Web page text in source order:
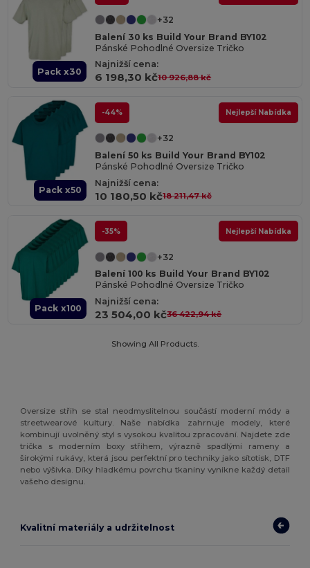
Pack x30
+32
Balení 30 ks Build Your Brand BY102
Pánské Pohodlné Oversize Tričko
Najnižší cena:
6 198,30 kč10 926,88 kč
Pack x50
-44% Nejlepší Nabídka
+32
Balení 50 ks Build Your Brand BY102
Pánské Pohodlné Oversize Tričko
Najnižší cena:
10 180,50 kč18 211,47 kč
Pack x100
-35% Nejlepší Nabídka
+32
Balení 100 ks Build Your Brand BY102
Pánské Pohodlné Oversize Tričko
Najnižší cena:
23 504,00 kč36 422,94 kč
Showing All Products.
Oversize střih se stal neodmyslitelnou součástí moderní módy a
streetwearové kultury. Naše nabídka zahrnuje modely, které
kombinují uvolněný styl s vysokou kvalitou zpracování. Najdete zde
trička s moderním boxy střihem, výrazně spadlými rameny a
širokými rukávy, která jsou perfektní pro techniky jako sítotisk, DTF
nebo výšivka. Díky hladkému povrchu tkaniny vynikne každý detail
vašeho designu.
Kvalitní materiály a udržitelnost